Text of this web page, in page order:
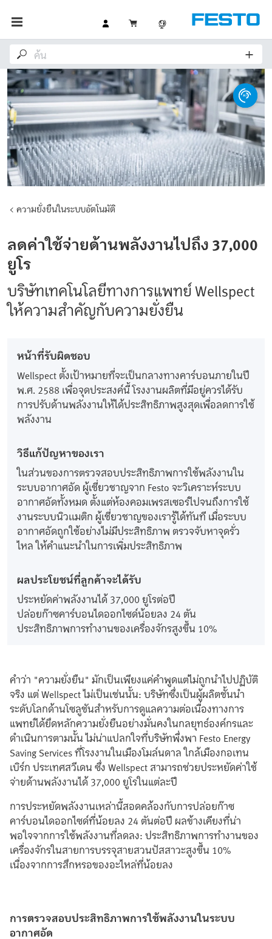
ความยั่งยืนในระบบอัตโนมัติ
ลดค่าใช้จ่ายด้านพลังงานไปถึง 37,000
ยูโร
บริษัทเทคโนโลยีทางการแพทย์ Wellspect
ให้ความสำคัญกับความยั่งยืน
หน้าที่รับผิดชอบ
Wellspect ตั้งเป้าหมายที่จะเป็นกลางทางคาร์บอนภายในปี
พ.ศ. 2588 เพื่อจุดประสงค์นี้ โรงงานผลิตที่มีอยู่ควรได้รับ
การปรับด้านพลังงานให้ได้ประสิทธิภาพสูงสุดเพื่อลดการใช้
พลังงาน
วิธีแก้ปัญหาของเรา
ในส่วนของการตรวจสอบประสิทธิภาพการใช้พลังงานใน
ระบบอากาศอัด ผู้เชี่ยวชาญจาก Festo จะวิเคราะห์ระบบ
อากาศอัดทั้งหมด ตั้งแต่ห้องคอมเพรสเซอร์ไปจนถึงการใช้
งานระบบนิวเเมติก ผู้เชี่ยวชาญของเรารู้ได้ทันที เมื่อระบบ
อากาศอัดถูกใช้อย่างไม่มีประสิทธิภาพ ตรวจจับหาจุดรั่ว
ไหล ให้คำแนะนำในการเพิ่มประสิทธิภาพ
ผลประโยชน์ที่ลูกค้าจะได้รับ
ประหยัดค่าพลังงานได้ 37,000 ยูโรต่อปี
ปล่อยก๊าซคาร์บอนไดออกไซด์น้อยลง 24 ตัน
ประสิทธิภาพการทำงานของเครื่องจักรสูงขึ้น 10%
คำว่า "ความยั่งยืน" มักเป็นเพียงแค่คำพูดแต่ไม่ถูกนำไปปฏิบัติ
จริง แต่ Wellspect ไม่เป็นเช่นนั้น: บริษัทซึ่งเป็นผู้ผลิตชั้นนำ
ระดับโลกด้านโซลูชันสำหรับการดูแลความต่อเนื่องทางการ
แพทย์ได้ยึดหลักความยั่งยืนอย่างมั่นคงในกลยุทธ์องค์กรและ
ดำเนินการตามนั้น ไม่น่าแปลกใจที่บริษัทพึ่งพา Festo Energy
Saving Services ที่โรงงานในเมืองโมล์นดาล ใกล้เมืองกอเทน
เบิร์ก ประเทศสวีเดน ซึ่ง Wellspect สามารถช่วยประหยัดค่าใช้
จ่ายด้านพลังงานได้ 37,000 ยูโรในแต่ละปี
การประหยัดพลังงานเหล่านี้สอดคล้องกับการปล่อยก๊าซ
คาร์บอนไดออกไซด์ที่น้อยลง 24 ตันต่อปี ผลข้างเคียงที่น่า
พอใจจากการใช้พลังงานที่ลดลง: ประสิทธิภาพการทำงานของ
เครื่องจักรในสายการบรรจุสายสวนปัสสาวะสูงขึ้น 10%
เนื่องจากการสึกหรอของอะไหล่ที่น้อยลง
การตรวจสอบประสิทธิภาพการใช้พลังงานในระบบ
อากาศอัด